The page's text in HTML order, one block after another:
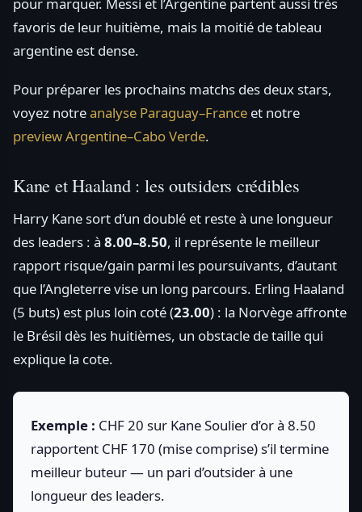
pour marquer. Messi et l’Argentine partent aussi très
favoris de leur huitième, mais la moitié de tableau
argentine est dense.
Pour préparer les prochains matchs des deux stars,
voyez notreanalyse Paraguay–France et notre
preview Argentine–Cabo Verde.
Kane et Haaland : les outsiders crédibles
Harry Kane sort d’un doublé et reste à une longueur
des leaders : à 8.00–8.50, il représente le meilleur
rapport risque/gain parmi les poursuivants, d’autant
que l’Angleterre vise un long parcours. Erling Haaland
(5 buts) est plus loin coté (23.00) : la Norvège affronte
le Brésil dès les huitièmes, un obstacle de taille qui
explique la cote.
Exemple : CHF 20 sur Kane Soulier d’or à 8.50
rapportent CHF 170 (mise comprise) s’il termine
meilleur buteur — un pari d’outsider à une
longueur des leaders.